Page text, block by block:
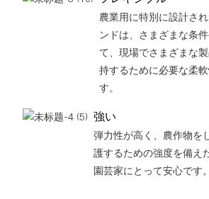
農業用に特別に設計さ
ンドは、さまざまな条
て、現場でさまざまな
持するために必要な柔
す。
強い
弾力性が高く、農作物を
護するための強度を備え
園芸家にとって安心です。